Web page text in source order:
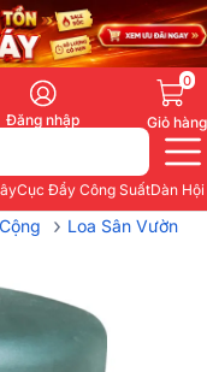
Đăng nhập
0
Giỏ hàng
Cục Đẩy Công SuấtDàn
› Loa Sân Vườn